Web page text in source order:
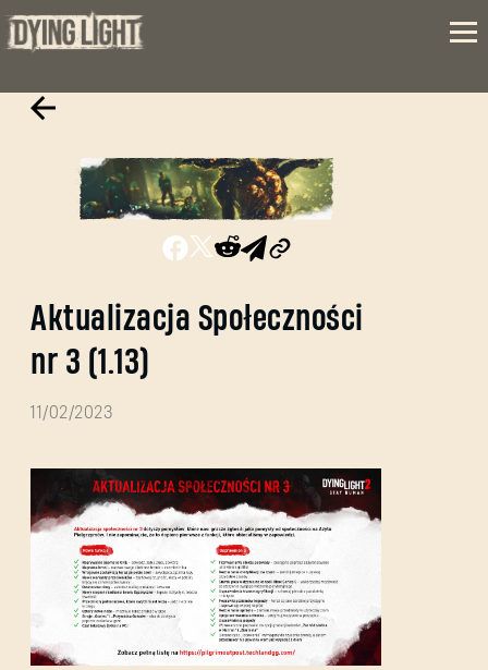
Aktualizacja Społeczności
nr 3 (1.13)
11/02/2023